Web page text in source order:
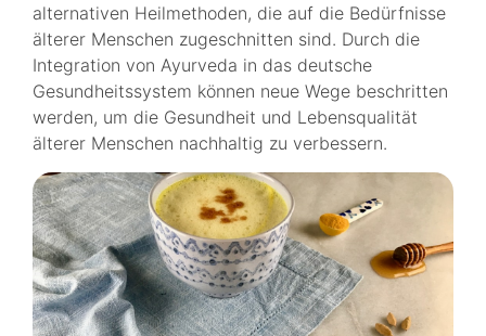
alternativen Heilmethoden, die auf die Bedürfnisse
älterer Menschen zugeschnitten sind. Durch die
Integration von Ayurveda in das deutsche
Gesundheitssystem können neue Wege beschritten
werden, um die Gesundheit und Lebensqualität
älterer Menschen nachhaltig zu verbessern.